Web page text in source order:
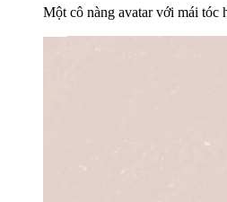
Một cô nàng avatar với mái tóc